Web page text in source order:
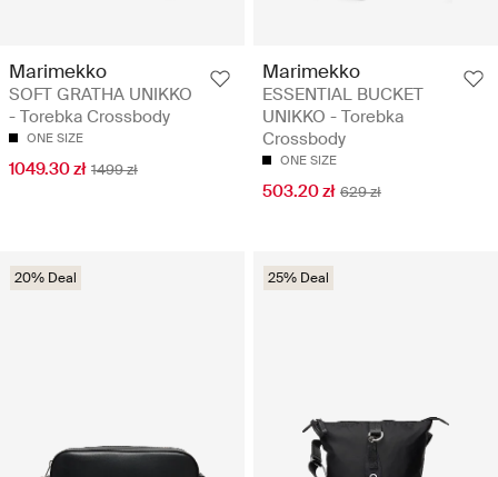
Marimekko
SOFT GRATHA UNIKKO
- Torebka Crossbody
ONE SIZE
1049.30 zł 1499 zł
Marimekko
ESSENTIAL BUCKET
UNIKKO - Torebka
Crossbody
ONE SIZE
503.20 zł 629 zł
20% Deal 25% Deal